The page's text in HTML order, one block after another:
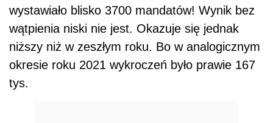
wystawiało blisko 3700 mandatów! Wynik bez
wątpienia niski nie jest. Okazuje się jednak
niższy niż w zeszłym roku. Bo w analogicznym
okresie roku 2021 wykroczeń było prawie 167
tys.